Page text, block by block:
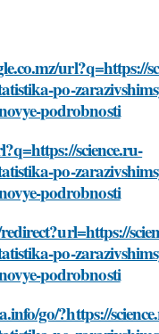
url?q=https://
po-
podrobnosti
science.ru-
po-
podrobnosti
po-
podrobnosti
go/?https://